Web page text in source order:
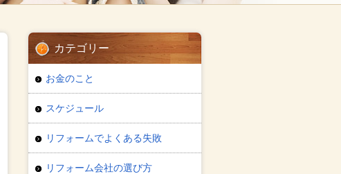
カテゴリー
お金のこと
スケジュール
リフォームでよくある失敗
リフォーム会社の選び方